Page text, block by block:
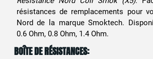
résistances de remplacements pour
Nord de la marque Smoktech.
0.6 Ohm, 0.8 Ohm, 1.4 Ohm.
BOÎTE DE RÉSISTANCES: